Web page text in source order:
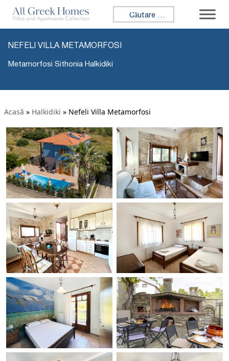
Caută:
NEFELI VILLA METAMORFOSI
Metamorfosi Sithonia Halkidiki
Acasă » Halkidiki » Nefeli Villa Metamorfosi